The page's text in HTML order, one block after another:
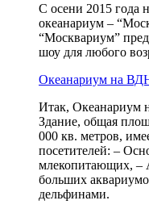
С осени 2015 года
океанариум –
“Москвариум”
шоу для любого
Океанариум на
Итак, Океанариум
Здание, общая
000 кв. метров,
посетителей: –
млекопитающих, –
больших
дельфинами.